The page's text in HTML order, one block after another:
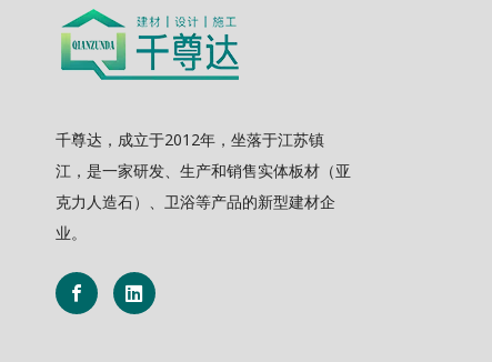
千尊达，成立于2012年，坐落于江苏镇
江，是一家研发、生产和销售实体板材（亚
克力人造石）、卫浴等产品的新型建材企
业。